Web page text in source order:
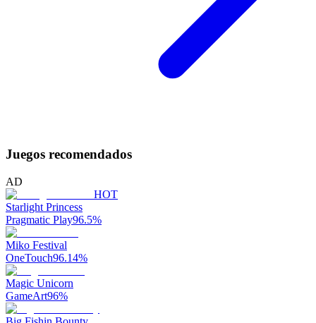
Juegos recomendados
AD
HOT
Starlight Princess
Pragmatic Play96.5%
Miko Festival
OneTouch96.14%
Magic Unicorn
GameArt96%